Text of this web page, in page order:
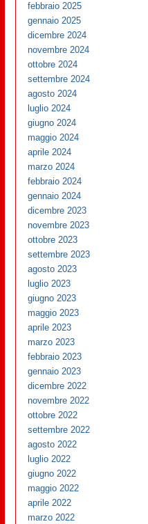
febbraio 2025
gennaio 2025
dicembre 2024
novembre 2024
ottobre 2024
settembre 2024
agosto 2024
luglio 2024
giugno 2024
maggio 2024
aprile 2024
marzo 2024
febbraio 2024
gennaio 2024
dicembre 2023
novembre 2023
ottobre 2023
settembre 2023
agosto 2023
luglio 2023
giugno 2023
maggio 2023
aprile 2023
marzo 2023
febbraio 2023
gennaio 2023
dicembre 2022
novembre 2022
ottobre 2022
settembre 2022
agosto 2022
luglio 2022
giugno 2022
maggio 2022
aprile 2022
marzo 2022